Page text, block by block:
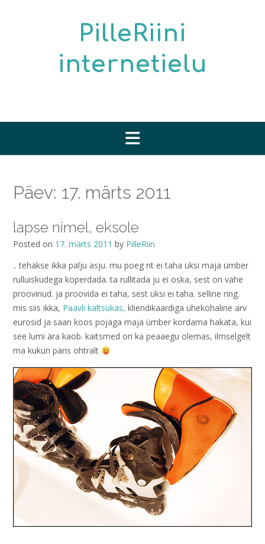
PilleRiini
internetielu
Päev: 17. märts 2011
lapse nimel, eksole
Posted on 17. märts 2011 by PilleRiin
.. tehakse ikka palju asju. mu poeg nt ei taha üksi maja ümber
rulluiskudega koperdada. ta rullitada ju ei oska, sest on vähe
proovinud. ja proovida ei taha, sest üksi ei taha. selline ring.
mis siis ikka, Paavli kaltsukas, kliendikaardiga ühekohaline arv
eurosid ja saan koos pojaga maja ümber kordama hakata, kui
see lumi ära kaob. kaitsmed on ka peaaegu olemas, ilmselgelt
ma kukun päris ohtralt